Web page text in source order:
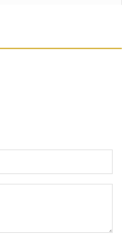
zaman ehtiyac var
sədri Rəşad Məcid